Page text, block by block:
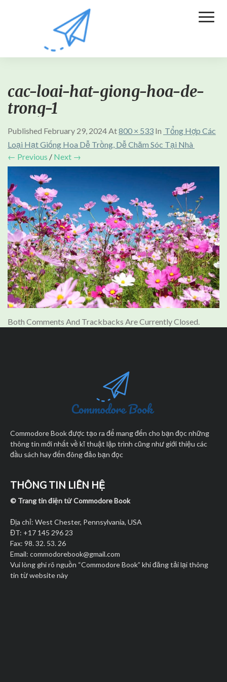
cac-loai-hat-giong-hoa-de-
trong-1
Published February 29, 2024At800 × 533 In Tổng Hợp Các
Loại Hạt Giống Hoa Dễ Trồng, Dễ Chăm Sóc Tại Nhà
← Previous / Next →
Both Comments And Trackbacks Are Currently Closed.
Commodore Book được tạo ra để mang đến cho bạn đọc những
thông tin mới nhất về kĩ thuật lập trình cũng như giới thiệu các
đầu sách hay đến đông đảo bạn đọc
THÔNG TIN LIÊN HỆ
© Trang tin điện tử Commodore Book
Địa chỉ: West Chester, Pennsylvania, USA
ĐT: +17 145 296 23
Fax: 98. 32. 53. 26
Email: commodorebook@gmail.com
Vui lòng ghi rõ nguồn “Commodore Book” khi đăng tải lại thông
tin từ website này